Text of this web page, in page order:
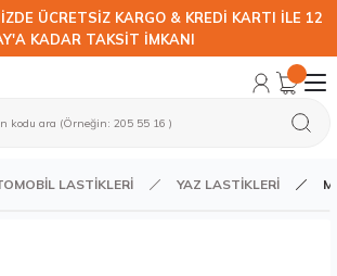
ÜCRETSİZ KARGO & KREDİ KARTI İLE 12
KADAR TAKSİT İMKANI
LASTİKLERİ YAZ LASTİKLERİ